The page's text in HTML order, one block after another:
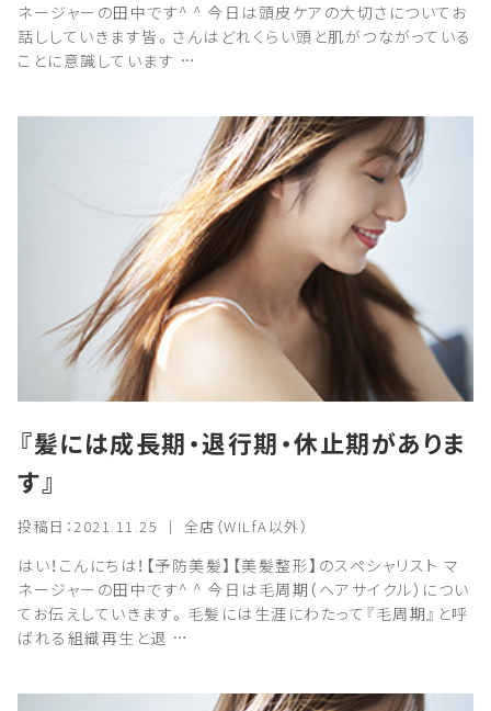
ネージャーの田中です^ ^ 今日は頭皮ケアの大切さについてお
話ししていきます皆。さんはどれくらい頭と肌がつながっている
ことに意識しています …
『髪には成長期・退行期・休止期がありま
す』
投稿日：2021.11.25 ｜ 全店（WILfA以外）
はい！こんにちは！【予防美髪】【美髪整形】のスペシャリスト マ
ネージャーの田中です^ ^ 今日は毛周期（ヘアサイクル）につい
てお伝えしていきます。毛髪には生涯にわたって『毛周期』と呼
ばれる組織再生と退 …